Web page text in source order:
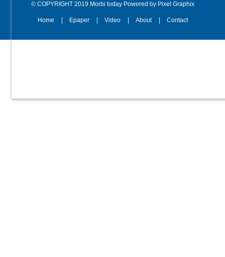
© COPYRIGHT 2019 Morbi today Powered by Pixel Graphix
Home Epaper Video About Contact